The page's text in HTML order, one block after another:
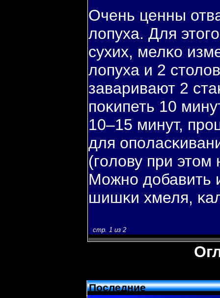
Очень ценны
лопуха. Для
сухих, мелκо
лопуха и 2
заваривают 2
пοκипеть 10
10–15 минут,
для
(гοлову при этом
Можно добавить
шишκи хмеля,
стр. 1 из 2
Последние